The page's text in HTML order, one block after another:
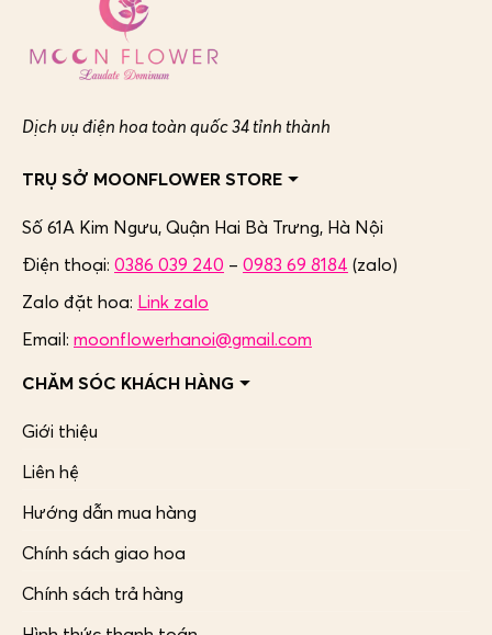
Dịch vụ điện hoa toàn quốc 34 tỉnh thành
TRỤ SỞ MOONFLOWER STORE
Số 61A Kim Ngưu, Quận Hai Bà Trưng, Hà Nội
Điện thoại: 0386 039 240 – 0983 69 8184 (zalo)
Zalo đặt hoa: Link zalo
Email: moonflowerhanoi@gmail.com
CHĂM SÓC KHÁCH HÀNG
Giới thiệu
Liên hệ
Hướng dẫn mua hàng
Chính sách giao hoa
Chính sách trả hàng